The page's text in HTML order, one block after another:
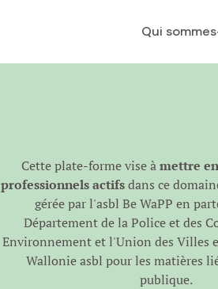
Qui
Cette plate-forme vise àmettre
professionnels actifsdans ce
gérée par l'asbl Be WaPP en
Département de la Police et des
Environnement et l'Union des Villes
Wallonie asbl pour les matières
publique.